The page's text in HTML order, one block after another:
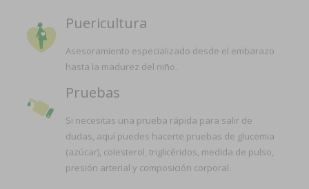
Puericultura
Asesoramiento especializado desde el embarazo
hasta la madurez del niño.
Pruebas
Si necesitas una prueba rápida para salir de
dudas, aquí puedes hacerte pruebas de glucemia
(azúcar), colesterol, triglicéridos, medida de pulso,
presión arterial y composición corporal.